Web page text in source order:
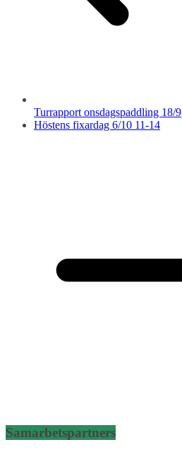
Turrapport onsdagspaddling 18/9
Höstens fixardag 6/10 11-14
Samarbetspartners